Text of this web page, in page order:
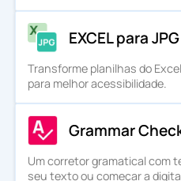
EXCEL para JPG
Transforme planilhas do
para melhor acessibilidade.
Grammar
Um corretor gramatical com
seu texto ou começar a